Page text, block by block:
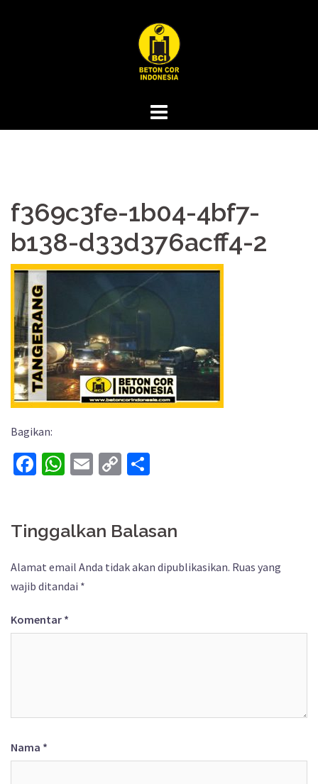
f369c3fe-1b04-4bf7-
b138-d33d376acff4-2
Bagikan:
Facebook
WhatsApp
Email
Copy
Tinggalkan Balasan
Alamat email Anda tidak akan dipublikasikan. Ruas yang
wajib ditandai *
Komentar *
Nama *